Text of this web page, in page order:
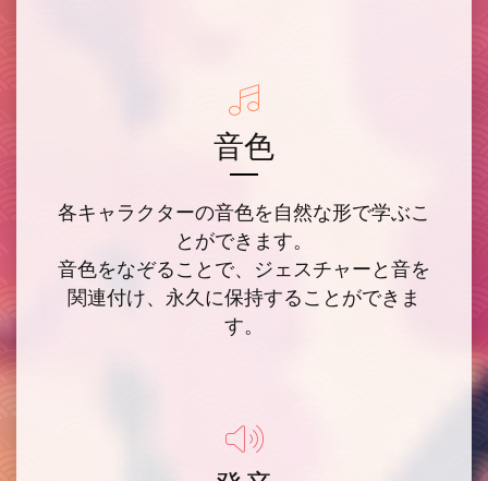
音色
各キャラクターの音色を自然な形で学ぶこ
とができます。
音色をなぞることで、ジェスチャーと音を
関連付け、永久に保持することができま
す。